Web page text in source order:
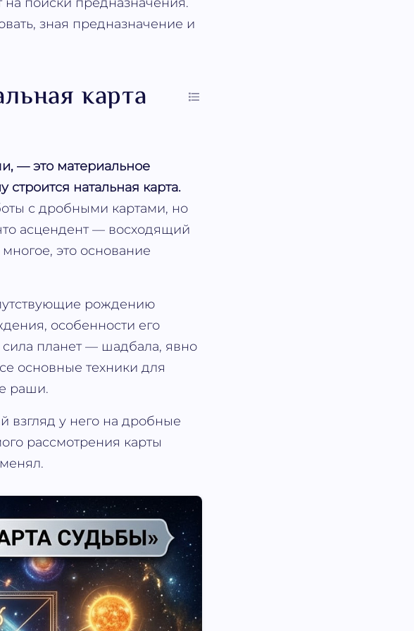
зная предназначение и
карта
— это материальное
натальная карта.
с дробными картами, но
асцендент — восходящий
это основание
рождению
особенности его
планет — шадбала, явно
основные техники для
раши.
взгляд у него на дробные
рассмотрения карты